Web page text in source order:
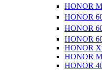
HONOR
HONOR
HONOR
HONOR
HONOR
HONOR
HONOR